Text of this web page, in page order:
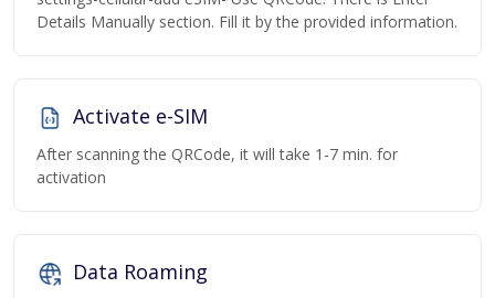
Details Manually section. Fill it by the provided information.
Activate e-SIM
After scanning the QRCode, it will take 1-7 min. for
activation
Data Roaming